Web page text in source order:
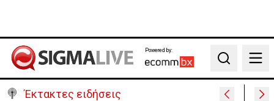
Powered by:
Search
Έκτακτες ειδήσεις